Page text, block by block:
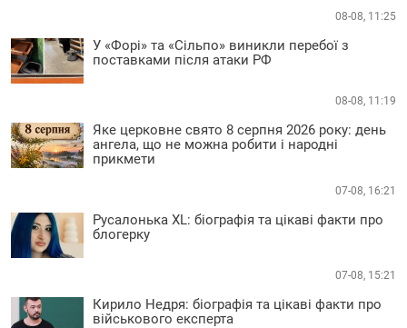
08-08, 11:25
У «Форі» та «Сільпо» виникли перебої з
поставками після атаки РФ
08-08, 11:19
Яке церковне свято 8 серпня 2026 року: день
ангела, що не можна робити і народні
прикмети
07-08, 16:21
Русалонька XL: біографія та цікаві факти про
блогерку
07-08, 15:21
Кирило Недря: біографія та цікаві факти про
військового експерта